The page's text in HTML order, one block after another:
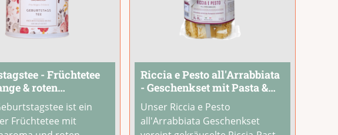
- Früchtetee
& roten
- Doseist ein
Früchtetee mit
Riccia e Pesto all'Arrabbiata
- Geschenkset mit Pasta &
Gewürzmischung
Unser Riccia e Pesto
all'Arrabbiata Geschenkset